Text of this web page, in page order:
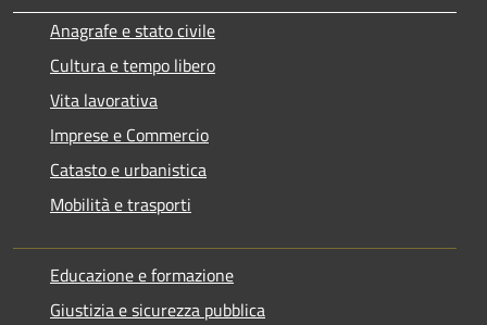
Anagrafe e stato civile
Cultura e tempo libero
Vita lavorativa
Imprese e Commercio
Catasto e urbanistica
Mobilità e trasporti
Educazione e formazione
Giustizia e sicurezza pubblica